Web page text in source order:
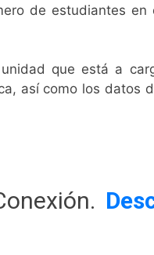
de estudiantes en
que está a
así como los datos